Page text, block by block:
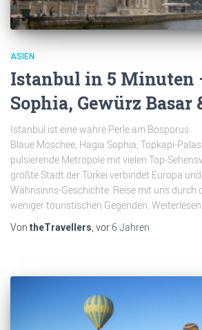
ASIEN
Istanbul in 5 Minuten
Sophia, Gewürz Basar
Istanbul ist eine wahre Perle am Bosporus
Blaue Moschee, Hagia Sophia, Topkapi-
pulsierende Metropole mit vielen Top-
größte Stadt der Türkei verbindet Europa
Wahnsinns-Geschichte. Reise mit uns durch
weniger touristischen Gegenden.
Von theTravellers, vor 6 Jahren